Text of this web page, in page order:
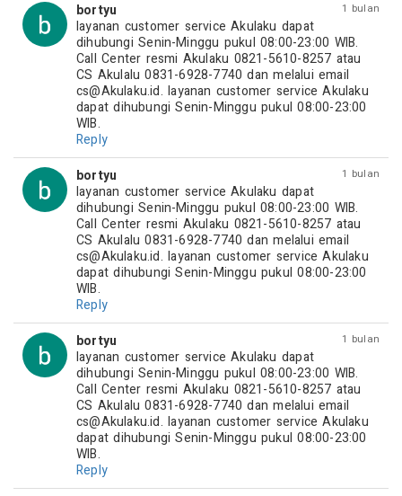
1 bulan
bortyu
layanan customer service Akulaku dapat
dihubungi Senin-Minggu pukul 08:00-23:00 WIB.
Call Center resmi Akulaku 0821-5610-8257 atau
CS Akulalu 0831-6928-7740 dan melalui email
cs@Akulaku.id. layanan customer service Akulaku
dapat dihubungi Senin-Minggu pukul 08:00-23:00
WIB.
Reply
1 bulan
bortyu
layanan customer service Akulaku dapat
dihubungi Senin-Minggu pukul 08:00-23:00 WIB.
Call Center resmi Akulaku 0821-5610-8257 atau
CS Akulalu 0831-6928-7740 dan melalui email
cs@Akulaku.id. layanan customer service Akulaku
dapat dihubungi Senin-Minggu pukul 08:00-23:00
WIB.
Reply
1 bulan
bortyu
layanan customer service Akulaku dapat
dihubungi Senin-Minggu pukul 08:00-23:00 WIB.
Call Center resmi Akulaku 0821-5610-8257 atau
CS Akulalu 0831-6928-7740 dan melalui email
cs@Akulaku.id. layanan customer service Akulaku
dapat dihubungi Senin-Minggu pukul 08:00-23:00
WIB.
Reply